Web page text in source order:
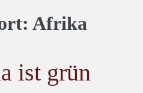
Afrika
ist grün